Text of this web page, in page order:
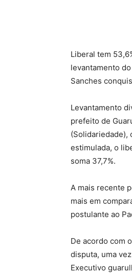
Liberal tem
levantamento
Sanches
Levantamento
prefeito de
(Solidariedade),
estimulada, o
soma 37,7%.
A mais recente
mais em
postulante ao
De acordo com
disputa, uma
Executivo